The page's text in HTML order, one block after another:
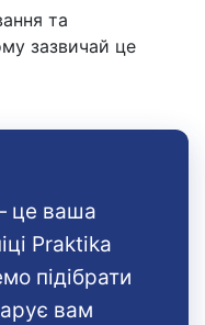
та
зазвичай це
це ваша
Praktika
підібрати
вам